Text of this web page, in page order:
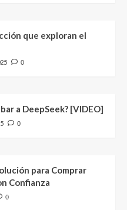
que exploran el
0
a DeepSeek? [VIDEO]
0
para Comprar
Confianza
0